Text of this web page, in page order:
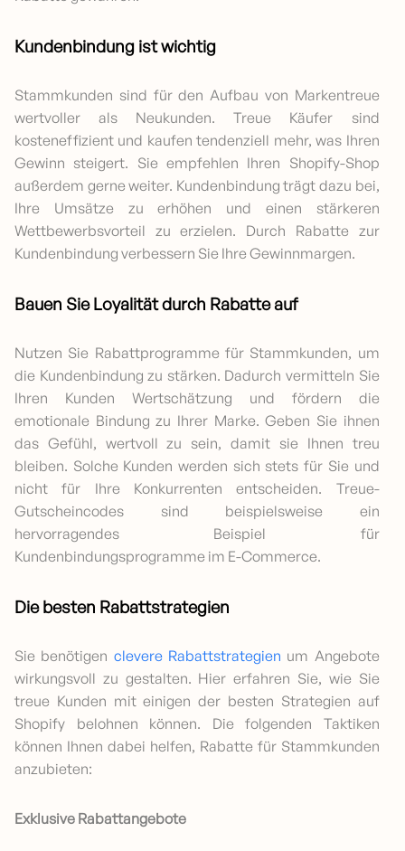
Kundenbindung ist wichtig
Stammkunden sind für den Aufbau von Markentreue
wertvoller als Neukunden. Treue Käufer sind
kosteneffizient und kaufen tendenziell mehr, was Ihren
Gewinn steigert. Sie empfehlen Ihren Shopify-Shop
außerdem gerne weiter. Kundenbindung trägt dazu bei,
Ihre Umsätze zu erhöhen und einen stärkeren
Wettbewerbsvorteil zu erzielen. Durch Rabatte zur
Kundenbindung verbessern Sie Ihre Gewinnmargen.
Bauen Sie Loyalität durch Rabatte auf
Nutzen Sie Rabattprogramme für Stammkunden, um
die Kundenbindung zu stärken. Dadurch vermitteln Sie
Ihren Kunden Wertschätzung und fördern die
emotionale Bindung zu Ihrer Marke. Geben Sie ihnen
das Gefühl, wertvoll zu sein, damit sie Ihnen treu
bleiben. Solche Kunden werden sich stets für Sie und
nicht für Ihre Konkurrenten entscheiden. Treue-
Gutscheincodes sind beispielsweise ein
hervorragendes Beispiel für
Kundenbindungsprogramme im E-Commerce.
Die besten Rabattstrategien
Sie benötigen clevere Rabattstrategien um Angebote
wirkungsvoll zu gestalten. Hier erfahren Sie, wie Sie
treue Kunden mit einigen der besten Strategien auf
Shopify belohnen können. Die folgenden Taktiken
können Ihnen dabei helfen, Rabatte für Stammkunden
anzubieten:
Exklusive Rabattangebote